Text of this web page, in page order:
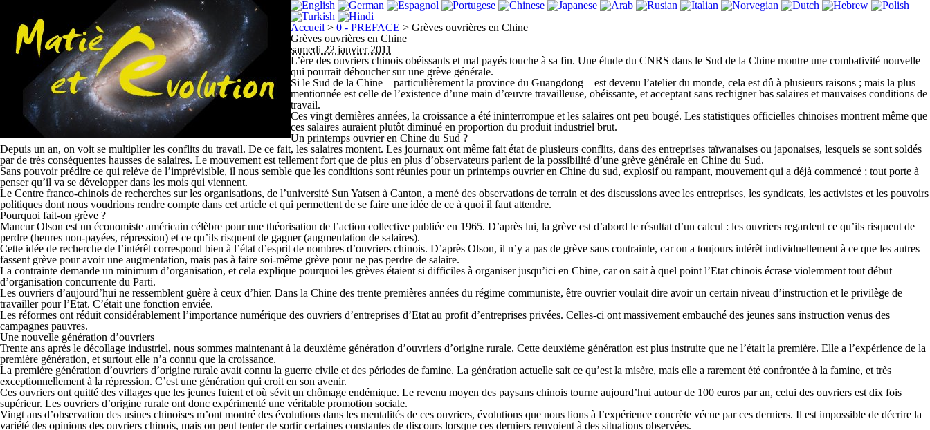
Accueil > 0 - PREFACE > Grèves ouvrières en Chine
Grèves ouvrières en Chine
samedi 22 janvier 2011
L’ère des ouvriers chinois obéissants et mal payés touche à sa fin. Une étude du CNRS dans le Sud de la Chine montre une combativité nouvelle
qui pourrait déboucher sur une grève générale.
Si le Sud de la Chine – particulièrement la province du Guangdong – est devenu l’atelier du monde, cela est dû à plusieurs raisons ; mais la plus
mentionnée est celle de l’existence d’une main d’œuvre travailleuse, obéissante, et acceptant sans rechigner bas salaires et mauvaises conditions de
travail.
Ces vingt dernières années, la croissance a été ininterrompue et les salaires ont peu bougé. Les statistiques officielles chinoises montrent même que
ces salaires auraient plutôt diminué en proportion du produit industriel brut.
Un printemps ouvrier en Chine du Sud ?
Depuis un an, on voit se multiplier les conflits du travail. De ce fait, les salaires montent. Les journaux ont même fait état de plusieurs conflits, dans des entreprises taïwanaises ou japonaises, lesquels se sont soldés
par de très conséquentes hausses de salaires. Le mouvement est tellement fort que de plus en plus d’observateurs parlent de la possibilité d’une grève générale en Chine du Sud.
Sans pouvoir prédire ce qui relève de l’imprévisible, il nous semble que les conditions sont réunies pour un printemps ouvrier en Chine du sud, explosif ou rampant, mouvement qui a déjà commencé ; tout porte à
penser qu’il va se développer dans les mois qui viennent.
Le Centre franco-chinois de recherches sur les organisations, de l’université Sun Yatsen à Canton, a mené des observations de terrain et des discussions avec les entreprises, les syndicats, les activistes et les pouvoirs
politiques dont nous voudrions rendre compte dans cet article et qui permettent de se faire une idée de ce à quoi il faut attendre.
Pourquoi fait-on grève ?
Mancur Olson est un économiste américain célèbre pour une théorisation de l’action collective publiée en 1965. D’après lui, la grève est d’abord le résultat d’un calcul : les ouvriers regardent ce qu’ils risquent de
perdre (heures non-payées, répression) et ce qu’ils risquent de gagner (augmentation de salaires).
Cette idée de recherche de l’intérêt correspond bien à l’état d’esprit de nombres d’ouvriers chinois. D’après Olson, il n’y a pas de grève sans contrainte, car on a toujours intérêt individuellement à ce que les autres
fassent grève pour avoir une augmentation, mais pas à faire soi-même grève pour ne pas perdre de salaire.
La contrainte demande un minimum d’organisation, et cela explique pourquoi les grèves étaient si difficiles à organiser jusqu’ici en Chine, car on sait à quel point l’Etat chinois écrase violemment tout début
d’organisation concurrente du Parti.
Les ouvriers d’aujourd’hui ne ressemblent guère à ceux d’hier. Dans la Chine des trente premières années du régime communiste, être ouvrier voulait dire avoir un certain niveau d’instruction et le privilège de
travailler pour l’Etat. C’était une fonction enviée.
Les réformes ont réduit considérablement l’importance numérique des ouvriers d’entreprises d’Etat au profit d’entreprises privées. Celles-ci ont massivement embauché des jeunes sans instruction venus des
campagnes pauvres.
Une nouvelle génération d’ouvriers
Trente ans après le décollage industriel, nous sommes maintenant à la deuxième génération d’ouvriers d’origine rurale. Cette deuxième génération est plus instruite que ne l’était la première. Elle a l’expérience de la
première génération, et surtout elle n’a connu que la croissance.
La première génération d’ouvriers d’origine rurale avait connu la guerre civile et des périodes de famine. La génération actuelle sait ce qu’est la misère, mais elle a rarement été confrontée à la famine, et très
exceptionnellement à la répression. C’est une génération qui croit en son avenir.
Ces ouvriers ont quitté des villages que les jeunes fuient et où sévit un chômage endémique. Le revenu moyen des paysans chinois tourne aujourd’hui autour de 100 euros par an, celui des ouvriers est dix fois
supérieur. Les ouvriers d’origine rurale ont donc expérimenté une véritable promotion sociale.
Vingt ans d’observation des usines chinoises m’ont montré des évolutions dans les mentalités de ces ouvriers, évolutions que nous lions à l’expérience concrète vécue par ces derniers. Il est impossible de décrire la
variété des opinions des ouvriers chinois, mais on peut tenter de sortir certaines constantes de discours lorsque ces derniers renvoient à des situations observées.